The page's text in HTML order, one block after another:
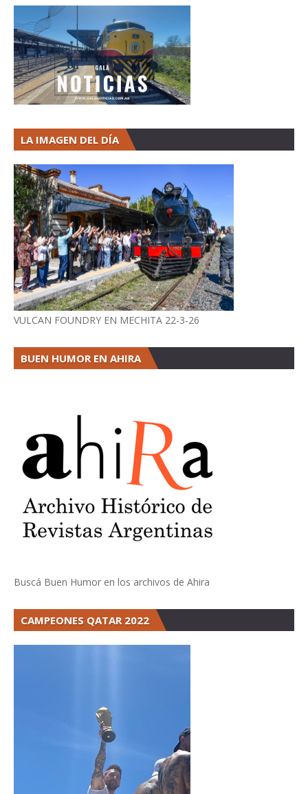
LA IMAGEN DEL DÍA
VULCAN FOUNDRY EN MECHITA 22-3-26
BUEN HUMOR EN AHIRA
Buscá Buen Humor en los archivos de Ahira
CAMPEONES QATAR 2022